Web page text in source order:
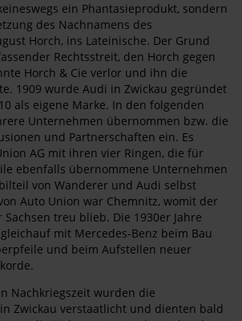
ein Phantasieprodukt, sondern
des Nachnamens des
Horch, ins Lateinische. Der Grund
Rechtsstreit, den Horch gegen
Horch & Cie verlor und ihn die
1909 wurde Audi in Zwickau gegründet
als eigene Marke. In den folgenden
Unternehmen übernommen bzw. die
und Partnerschaften ein. Es
AG mit ihren vier Ringen, die für
ebenfalls übernommene Unternehmen
von Wanderer und Audi selbst
Auto Union war Chemnitz, womit der
treu blieb. Die 1930er Jahre
mit Mercedes-Benz beim Bau
und beim Aufstellen neuer
Nachkriegszeit wurden die
Zwickau verstaatlicht und dienten bald